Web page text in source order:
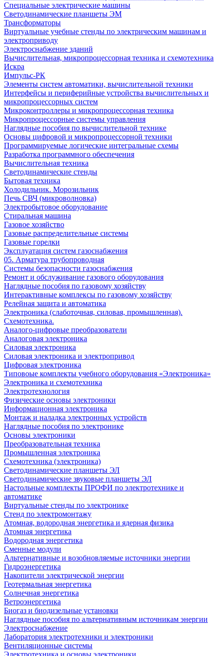
Специальные электрические машины
Светодинамические планшеты ЭМ
Трансформаторы
Виртуальные учебные стенды по электрическим машинам и
электроприводу
Электроснабжение зданий
Вычислительная, микропроцессорная техника и схемотехника
Искра
Импульс-РК
Элементы систем автоматики, вычислительной техники
Интерфейсы и периферийные устройства вычислительных и
микропроцессорных систем
Микроконтроллеры и микропроцессорная техника
Микропроцессорные системы управления
Наглядные пособия по вычислительной технике
Основы цифровой и микропроцессорной техники
Программируемые логические интегральные схемы
Разработка программного обеспечения
Вычислительная техника
Светодинамические стенды
Бытовая техника
Холодильник. Морозильник
Печь СВЧ (микроволновка)
Электробытовое оборудование
Стиральная машина
Газовое хозяйство
Газовые распределительные системы
Газовые горелки
Эксплуатация систем газоснабжения
05. Арматура трубопроводная
Системы безопасности газоснабжения
Ремонт и обслуживание газового оборудования
Наглядные пособия по газовому хозяйству
Интерактивные комплексы по газовому хозяйству
Релейная защита и автоматика
Электроника (слаботочная, силовая, промышленная).
Схемотехника.
Аналого-цифровые преобразователи
Аналоговая электроника
Cиловая электроника
Cиловая электроника и электропривод
Цифровая электроника
Типовоые комплекты учебного оборудования «Электроника»
Электроника и схемотехника
Электротехнология
Физические основы электроники
Информационная электроника
Монтаж и наладка электронных устройств
Наглядные пособия по электронике
Основы электроники
Преобразовательная техника
Промышленная электроника
Схемотехника (электроника)
Светодинамические планшеты ЭЛ
Светодинамические звуковые планшеты ЭЛ
Настольные комплекты ПРОФИ по электротехнике и
автоматике
Виртуальные стенды по электронике
Стенд по электромонтажу
Атомная, водородная энергетика и ядерная физика
Атомная энергетика
Водородная энергетика
Сменные модули
Альтернативные и возобновляемые источники энергии
Гидроэнергетика
Накопители электрической энергии
Геотермальная энергетика
Солнечная энергетика
Ветроэнергетика
Биогаз и биодизельные установки
Наглядные пособия по альтернативным источникам энергии
Электроснабжение
Лаборатория электротехники и электроники
Вентиляционные системы
Электротехника и основы электроники